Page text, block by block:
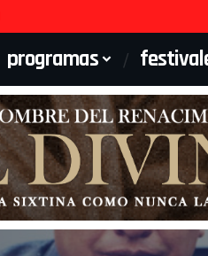
programas